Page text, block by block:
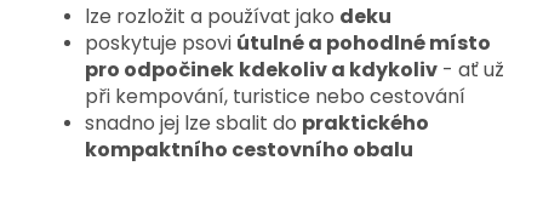
lze rozložit a používat jako deku
poskytuje psovi útulné a pohodlné místo
pro odpočinek kdekoliv a kdykoliv - ať už
při kempování, turistice nebo cestování
snadno jej lze sbalit do praktického
kompaktního cestovního obalu